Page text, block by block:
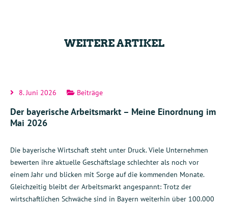
WEITERE ARTIKEL
8. Juni 2026 Beiträge
Der bayerische Arbeitsmarkt – Meine Einordnung im
Mai 2026
Die bayerische Wirtschaft steht unter Druck. Viele Unternehmen
bewerten ihre aktuelle Geschäftslage schlechter als noch vor
einem Jahr und blicken mit Sorge auf die kommenden Monate.
Gleichzeitig bleibt der Arbeitsmarkt angespannt: Trotz der
wirtschaftlichen Schwäche sind in Bayern weiterhin über 100.000